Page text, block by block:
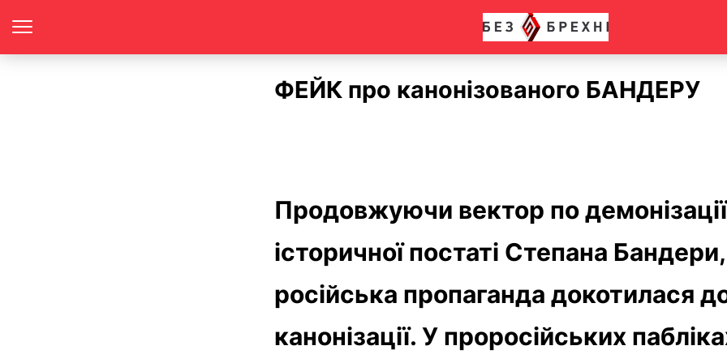
ФЕЙК про канонізованого БАНДЕРУ
Продовжуючи вектор по демонізації
історичної постаті Степана Бандери,
російська пропаганда докотилася
канонізації. У проросійських